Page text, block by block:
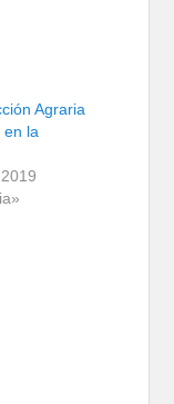
Agraria
en la